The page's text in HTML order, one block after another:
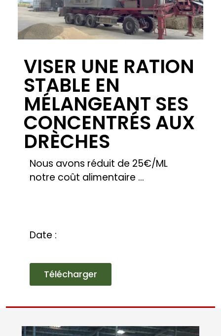
DES BOVINS
LOCAVORES :
DES RESSOURCES
LOCALES
Journées AgroBioPro au lycée
agricole d’OBERNAI : Marc
WITTERSHEIM (BTPL) exprime
alimentaire. Au lycée, afin de
grasses, d’assurer une stabilité